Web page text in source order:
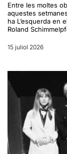
Entre les moltes
aquestes
ha L’esquerda en
Roland
15 juliol 2026